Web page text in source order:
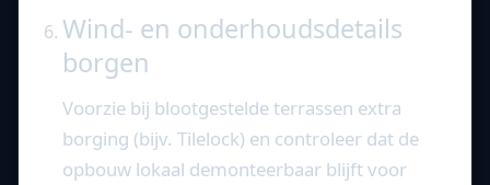
Wind- en onderhoudsdetails
borgen
Voorzie bij blootgestelde terrassen extra
borging (bijv. Tilelock) en controleer dat de
opbouw lokaal demonteerbaar blijft voor